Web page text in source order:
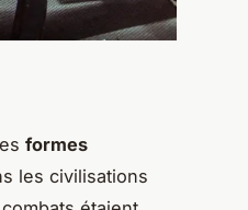
formes
les civilisations